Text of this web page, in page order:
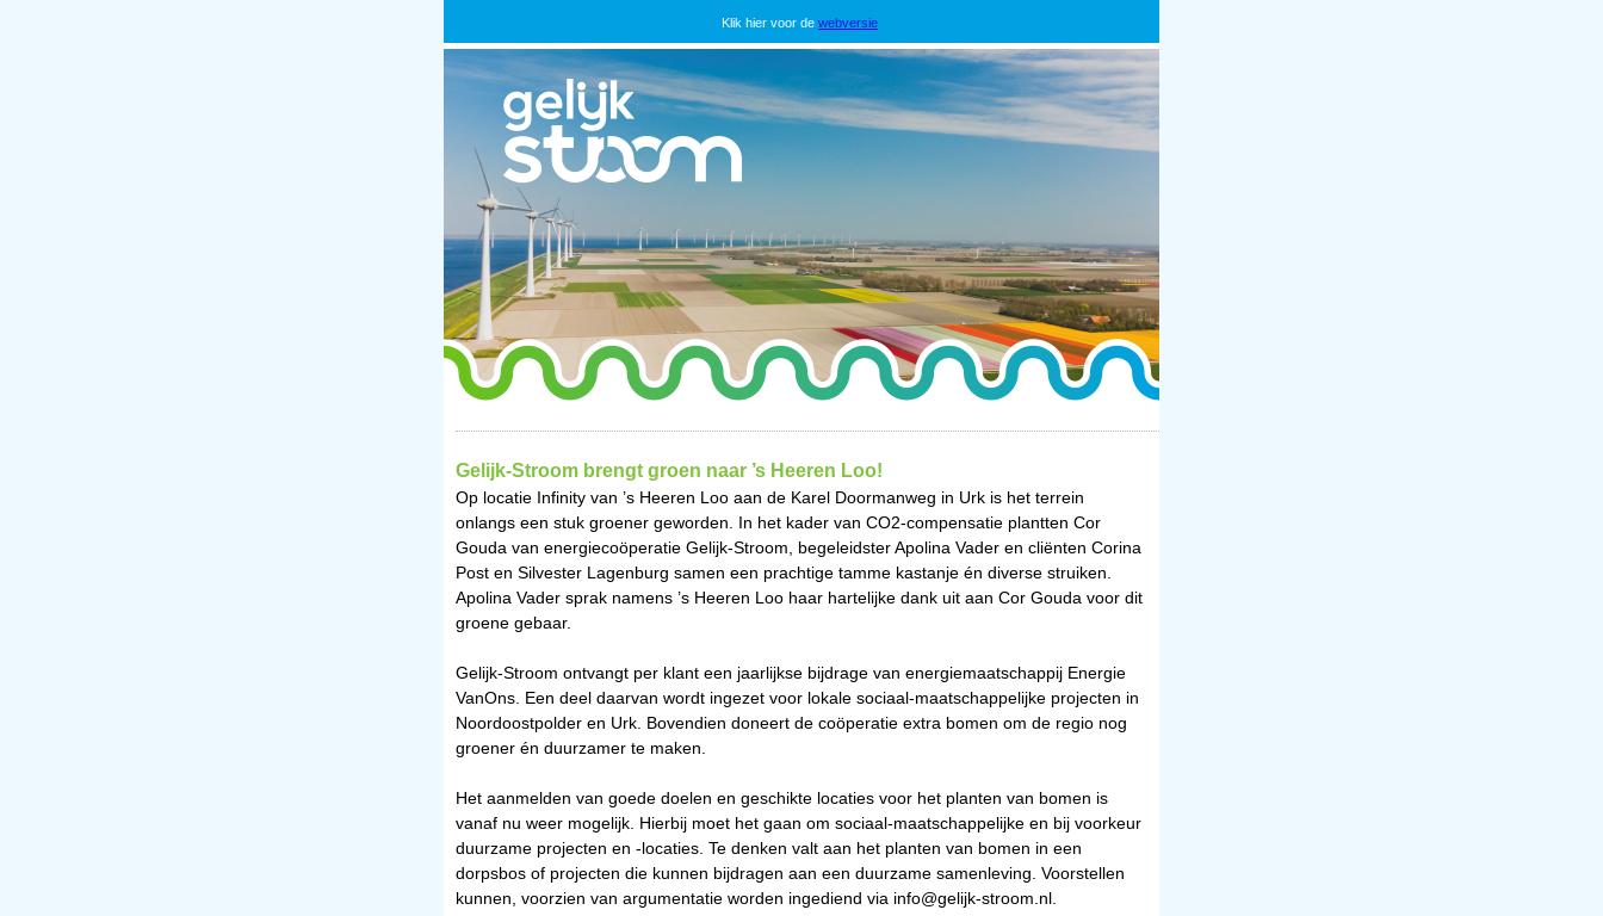
Klik hier voor de webversie
Gelijk-Stroom brengt groen naar ’s Heeren Loo!
Op locatie Infinity van ’s Heeren Loo aan de Karel Doormanweg in Urk is het terrein
onlangs een stuk groener geworden. In het kader van CO2-compensatie plantten Cor
Gouda van energiecoöperatie Gelijk-Stroom, begeleidster Apolina Vader en cliënten Corina
Post en Silvester Lagenburg samen een prachtige tamme kastanje én diverse struiken.
Apolina Vader sprak namens ’s Heeren Loo haar hartelijke dank uit aan Cor Gouda voor dit
groene gebaar.
Gelijk-Stroom ontvangt per klant een jaarlijkse bijdrage van energiemaatschappij Energie
VanOns. Een deel daarvan wordt ingezet voor lokale sociaal-maatschappelijke projecten in
Noordoostpolder en Urk. Bovendien doneert de coöperatie extra bomen om de regio nog
groener én duurzamer te maken.
Het aanmelden van goede doelen en geschikte locaties voor het planten van bomen is
vanaf nu weer mogelijk. Hierbij moet het gaan om sociaal-maatschappelijke en bij voorkeur
duurzame projecten en -locaties. Te denken valt aan het planten van bomen in een
dorpsbos of projecten die kunnen bijdragen aan een duurzame samenleving. Voorstellen
kunnen, voorzien van argumentatie worden ingediend via info@gelijk-stroom.nl.